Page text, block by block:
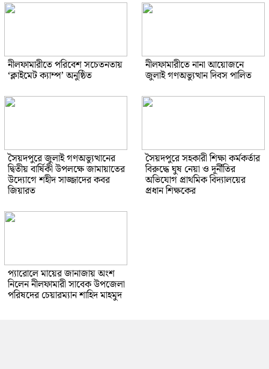
নীলফামারীতে পরিবেশ সচেতনতায়
‘ক্লাইমেট ক্যাম্প’ অনুষ্ঠিত
নীলফামারীতে নানা আয়োজনে
জুলাই গণঅভ্যুত্থান দিবস পালিত
সৈয়দপুরে জুলাই গণঅভ্যুত্থানের
দ্বিতীয় বার্ষিকী উপলক্ষে জামায়াতের
উদ্যোগে শহীদ সাজ্জাদের কবর
জিয়ারত
সৈয়দপুরে সহকারী শিক্ষা কর্মকর্তার
বিরুদ্ধে ঘুষ নেয়া ও দূর্নীতির
অভিযোগ প্রাথমিক বিদ্যালয়ের
প্রধান শিক্ষকের
প্যারোলে মায়ের জানাজায় অংশ
নিলেন নীলফামারী সাবেক উপজেলা
পরিষদের চেয়ারম্যান শাহিদ মাহমুদ